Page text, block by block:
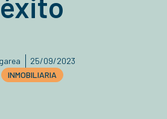
25/09/2023
INMOBILIARIA